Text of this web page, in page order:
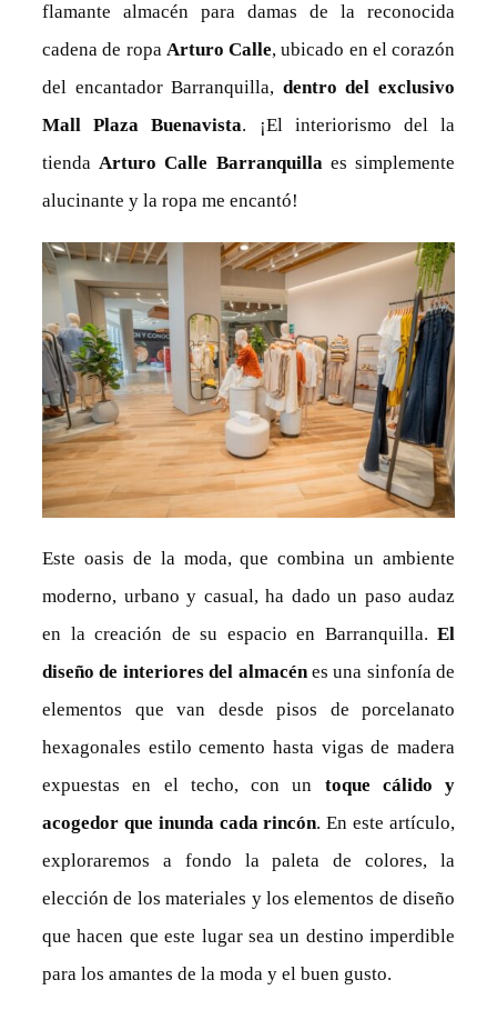
flamante almacén para damas de la reconocida
cadena de ropa Arturo Calle, ubicado en el corazón
del encantador Barranquilla, dentro del exclusivo
Mall Plaza Buenavista. ¡El interiorismo del la
tiendaArturo Calle Barranquillaes simplemente
alucinante y la ropa me encantó!
Este oasis de la moda, que combina un ambiente
moderno, urbano y casual, ha dado un paso audaz
en la creación de su espacio en Barranquilla. El
diseño de interiores del almacénes una sinfonía de
elementos que van desde pisos de porcelanato
hexagonales estilo cemento hasta vigas de madera
expuestas en el techo, con un toque cálido y
acogedor que inunda cada rincón. En este artículo,
exploraremos a fondo la paleta de colores, la
elección de los materiales y los elementos de diseño
que hacen que este lugar sea un destino imperdible
para los amantes de la moda y el buen gusto.